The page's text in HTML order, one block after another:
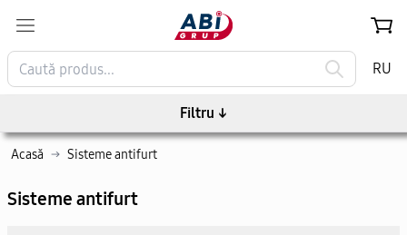
RU
Acasă → Sisteme antifurt
Sisteme antifurt
Filtru ↓